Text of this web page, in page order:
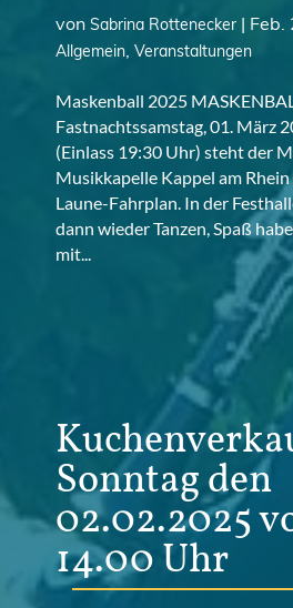
von Sabrina Rottenecker | Feb.
Allgemein, Veranstaltungen
Maskenball 2025
Fastnachtssamstag, 01. März
(Einlass 19:30 Uhr) steht der
Musikkapelle Kappel am
Laune-Fahrplan. In der
dann wieder Tanzen, Spaß
mit...
Sonntag den
02.02.2025
14.00 Uhr